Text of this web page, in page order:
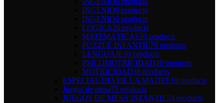
INGENIO0 products
INGENIO0 products
LOGICA26 products
MATEMÁTICAS10 products
PUZZLE INFANTIL79 products
LENGUAJE10 products
PSICOMOTRICIDAD10 products
MOTRICIDAD16 products
ESPECIAL DÍA DE LA MADRE10 products
Juegos de mesa75 products
JUEGOS DE MESA INFANTIL54 products